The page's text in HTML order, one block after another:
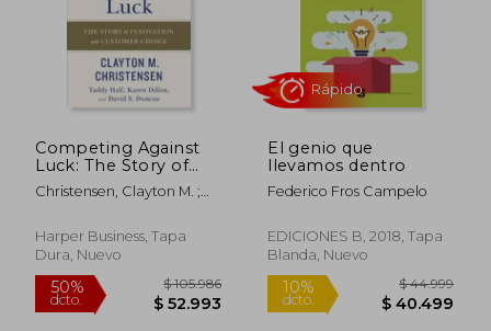
Competing Against
Luck: The Story of
Innovation and
Customer Choice (en
Christensen, Clayton M. ;
Harper Business, Tapa
Dura, Nuevo
El genio que
llevamos dentro
Federico Fros Campelo
EDICIONES B, 2018, Tapa
Blanda, Nuevo